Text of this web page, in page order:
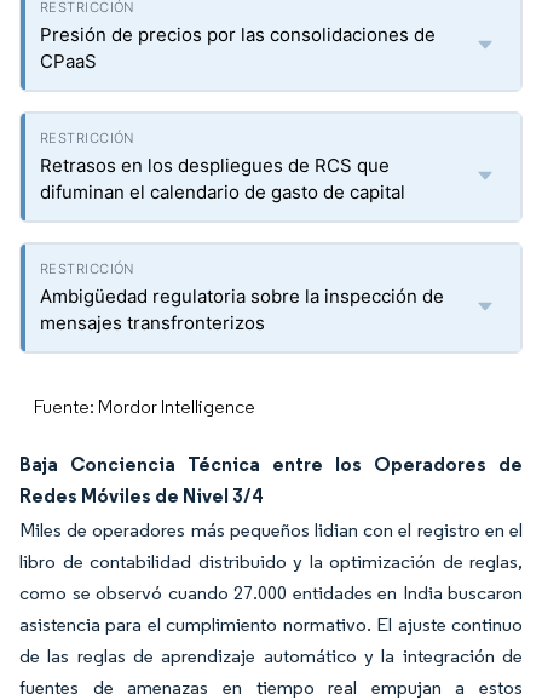
Presión de precios por las consolidaciones de
CPaaS
Retrasos en los despliegues de RCS que
difuminan el calendario de gasto de capital
Ambigüedad regulatoria sobre la inspección de
mensajes transfronterizos
Fuente: Mordor Intelligence
Baja Conciencia Técnica entre los Operadores de
Redes Móviles de Nivel 3/4
Miles de operadores más pequeños lidian con el registro en el
libro de contabilidad distribuido y la optimización de reglas,
como se observó cuando 27.000 entidades en India buscaron
asistencia para el cumplimiento normativo. El ajuste continuo
de las reglas de aprendizaje automático y la integración de
fuentes de amenazas en tiempo real empujan a estos